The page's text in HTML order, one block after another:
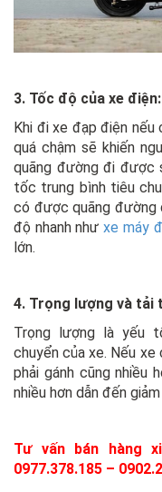
3. Tốc độ của xe điện:
Khi đi xe đạp điện nếu
quá chậm sẽ khiến
quãng đường đi được
tốc trung bình tiêu
có được quãng đường
độ nhanh nhưxe máy
lớn.
4. Trọng lượng và tải
Trọng lượng là yếu
chuyển của xe. Nếu
phải gánh cũng nhiều
nhiều hơn dẫn đến
Tư vấn bán hàng
0977.378.185 –